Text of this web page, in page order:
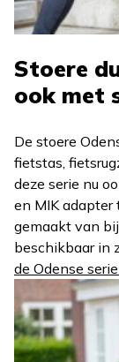
Stoere
ook met
De stoere
fietstas,
deze serie nu
en MIK adapter
gemaakt van
beschikbaar in
de Odense